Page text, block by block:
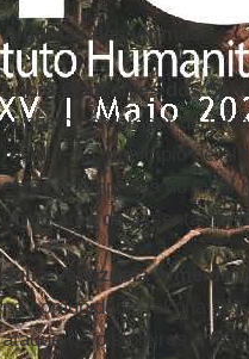
Algumas das vítimas
Lúcio Gonçalves dos
suposto comprador de
residia, no município de
estão acampadas no local
como área de
Julia Venezuela Almeida
na comunidade Tekoha
ataque de pistoleiros e